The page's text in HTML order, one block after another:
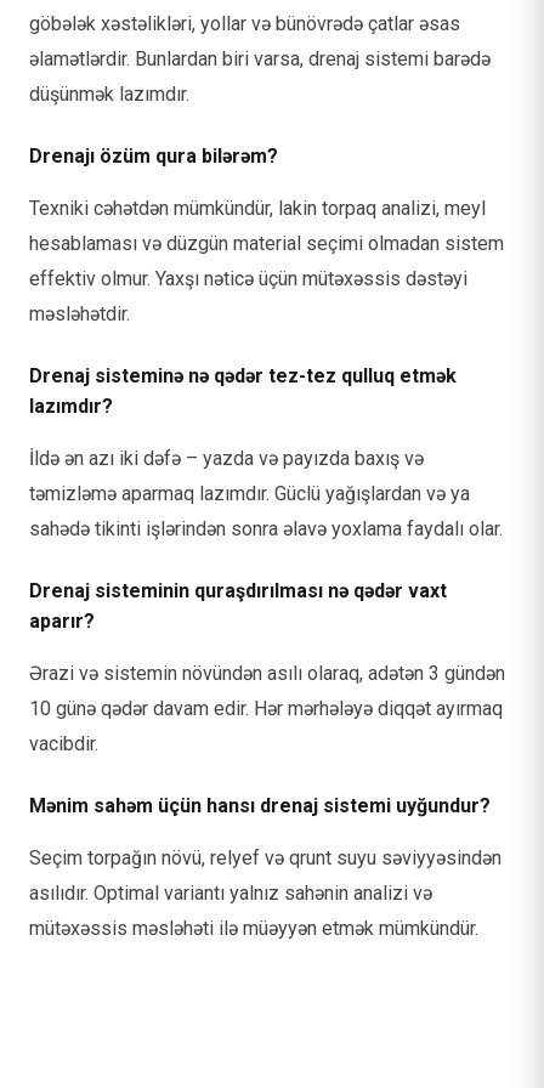
göbələk xəstəlikləri, yollar və bünövrədə çatlar əsas
əlamətlərdir. Bunlardan biri varsa, drenaj sistemi barədə
düşünmək lazımdır.
Drenajı özüm qura bilərəm?
Texniki cəhətdən mümkündür, lakin torpaq analizi, meyl
hesablaması və düzgün material seçimi olmadan sistem
effektiv olmur. Yaxşı nəticə üçün mütəxəssis dəstəyi
məsləhətdir.
Drenaj sisteminə nə qədər tez-tez qulluq etmək
lazımdır?
İldə ən azı iki dəfə – yazda və payızda baxış və
təmizləmə aparmaq lazımdır. Güclü yağışlardan və ya
sahədə tikinti işlərindən sonra əlavə yoxlama faydalı olar.
Drenaj sisteminin quraşdırılması nə qədər vaxt
aparır?
Ərazi və sistemin növündən asılı olaraq, adətən 3 gündən
10 günə qədər davam edir. Hər mərhələyə diqqət ayırmaq
vacibdir.
Mənim sahəm üçün hansı drenaj sistemi uyğundur?
Seçim torpağın növü, relyef və qrunt suyu səviyyəsindən
asılıdır. Optimal variantı yalnız sahənin analizi və
mütəxəssis məsləhəti ilə müəyyən etmək mümkündür.